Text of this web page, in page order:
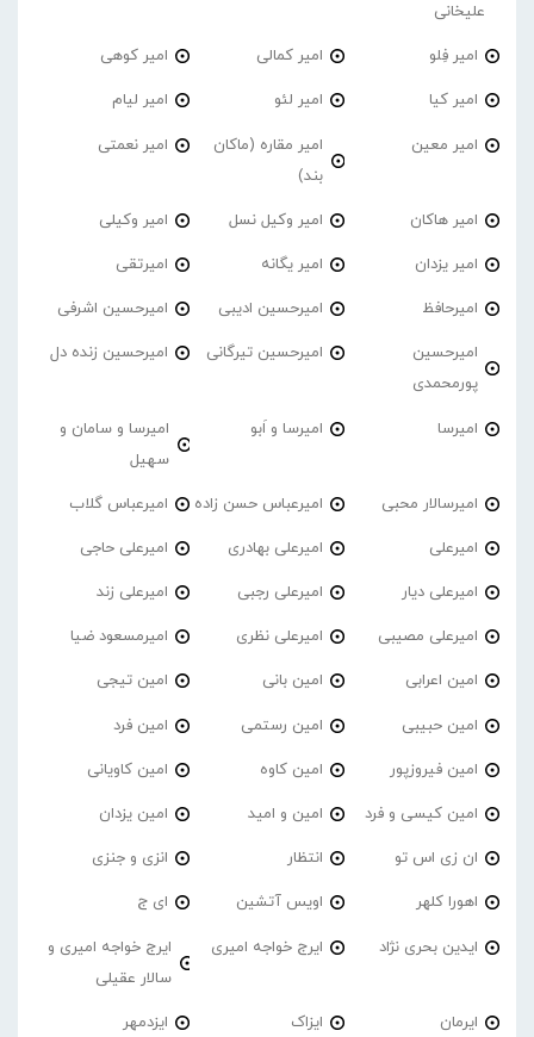
علیخانی
امیر فِلو امیر کمالی امیر کوهی
امیر کیا امیر لئو امیر لیام
امیر معین
امیر مقاره (ماکان
بند)
امیر نعمتی
امیر هاکان امیر وکیل نسل امیر وکیلی
امیر یزدان امیر یگانه امیرتقی
امیرحافظ امیرحسین ادیبی امیرحسین اشرفی
امیرحسین
پورمحمدی
امیرحسین تیرگانی امیرحسین زنده دل
امیرسا امیرسا و اَبو
امیرسا و سامان و
سهیل
امیرسالار محبی امیرعباس حسن زاده امیرعباس گلاب
امیرعلی امیرعلی بهادری امیرعلی حاجی
امیرعلی دیار امیرعلی رجبی امیرعلی زند
امیرعلی مصیبی امیرعلی نظری امیرمسعود ضیا
امین اعرابی امین بانی امین تیجی
امین حبیبی امین رستمی امین فرد
امین فیروزپور امین کاوه امین کاویانی
امین کیسی و فرد امین و امید امین یزدان
ان زی اس تو انتظار انزی و جنزی
اهورا کلهر اویس آتشین ای ج
ایدین بحری نژاد ایرج خواجه امیری
ایرج خواجه امیری و
سالار عقیلی
ایرمان ایزاک ایزدمهر